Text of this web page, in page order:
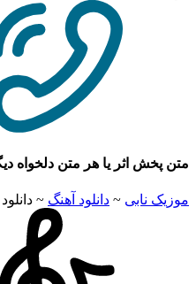
متن پخش اثر یا هر متن دلخواه
موزیک نابی ~ دانلود آهنگ ~